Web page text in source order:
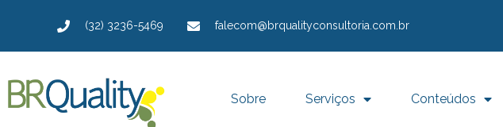
(32) 3236-5469 falecom@brqualityconsultoria.com.br
Sobre Serviços Conteúdos